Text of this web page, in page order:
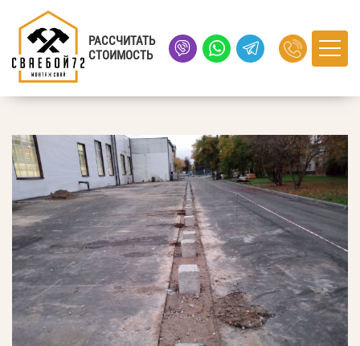
РАССЧИТАТЬ
СТОИМОСТЬ
Главная›
мкр. Антипино, город Тюмень